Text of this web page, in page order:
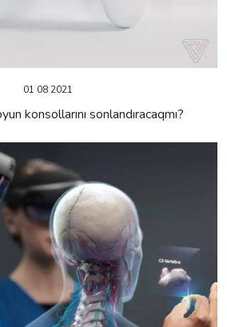
01 08 2021
konsollarını sonlandıracaqmı?